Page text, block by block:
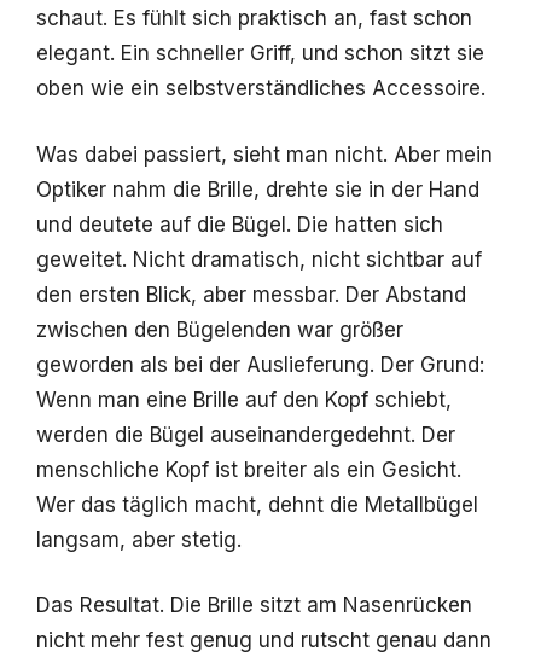
schaut. Es fühlt sich praktisch an, fast schon
elegant. Ein schneller Griff, und schon sitzt sie
oben wie ein selbstverständliches Accessoire.
Was dabei passiert, sieht man nicht. Aber mein
Optiker nahm die Brille, drehte sie in der Hand
und deutete auf die Bügel. Die hatten sich
geweitet. Nicht dramatisch, nicht sichtbar auf
den ersten Blick, aber messbar. Der Abstand
zwischen den Bügelenden war größer
geworden als bei der Auslieferung. Der Grund:
Wenn man eine Brille auf den Kopf schiebt,
werden die Bügel auseinandergedehnt. Der
menschliche Kopf ist breiter als ein Gesicht.
Wer das täglich macht, dehnt die Metallbügel
langsam, aber stetig.
Das Resultat. Die Brille sitzt am Nasenrücken
nicht mehr fest genug und rutscht genau dann